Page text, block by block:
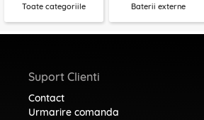
Toate categoriile Baterii externe
Suport Clienti
Contact
Urmarire comanda